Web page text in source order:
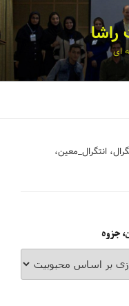
راشا
ای
انتگرال_معین،
جزوه